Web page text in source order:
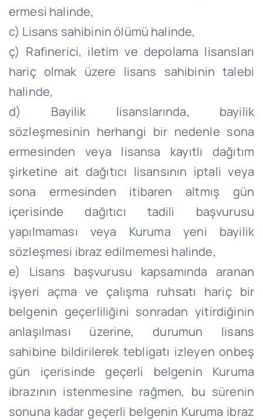
ermesi halinde,
c) Lisans sahibinin ölümü halinde,
ç) Rafinerici, iletim ve depolama lisansları
hariç olmak üzere lisans sahibinin talebi
halinde,
d) Bayilik lisanslarında, bayilik
sözleşmesinin herhangi bir nedenle sona
ermesinden veya lisansa kayıtlı dağıtım
şirketine ait dağıtıcı lisansının iptali veya
sona ermesinden itibaren altmış gün
içerisinde dağıtıcı tadili başvurusu
yapılmaması veya Kuruma yeni bayilik
sözleşmesi ibraz edilmemesi halinde,
e) Lisans başvurusu kapsamında aranan
işyeri açma ve çalışma ruhsatı hariç bir
belgenin geçerliliğini sonradan yitirdiğinin
anlaşılması üzerine, durumun lisans
sahibine bildirilerek tebligatı izleyen onbeş
gün içerisinde geçerli belgenin Kuruma
ibrazının istenmesine rağmen, bu sürenin
sonuna kadar geçerli belgenin Kuruma ibraz